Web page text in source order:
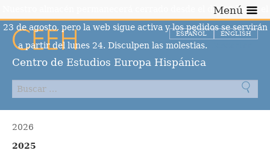
Centro de Estudios Europa Hispánica
ESPAÑOL ENGLISH
Menú
2026
2025
Nuestro almacén permanecerá cerrado desde el día 10 hasta el
23 de agosto, pero la web sigue activa y los pedidos se servirán
a partir del lunes 24. Disculpen las molestias.